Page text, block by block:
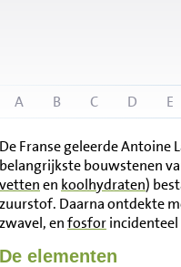
A B C D E
De Franse geleerde Antoine
belangrijkste bouwstenen
vettenen koolhydraten)
zuurstof. Daarna ontdekte
zwavel, enfosfor
De elementen